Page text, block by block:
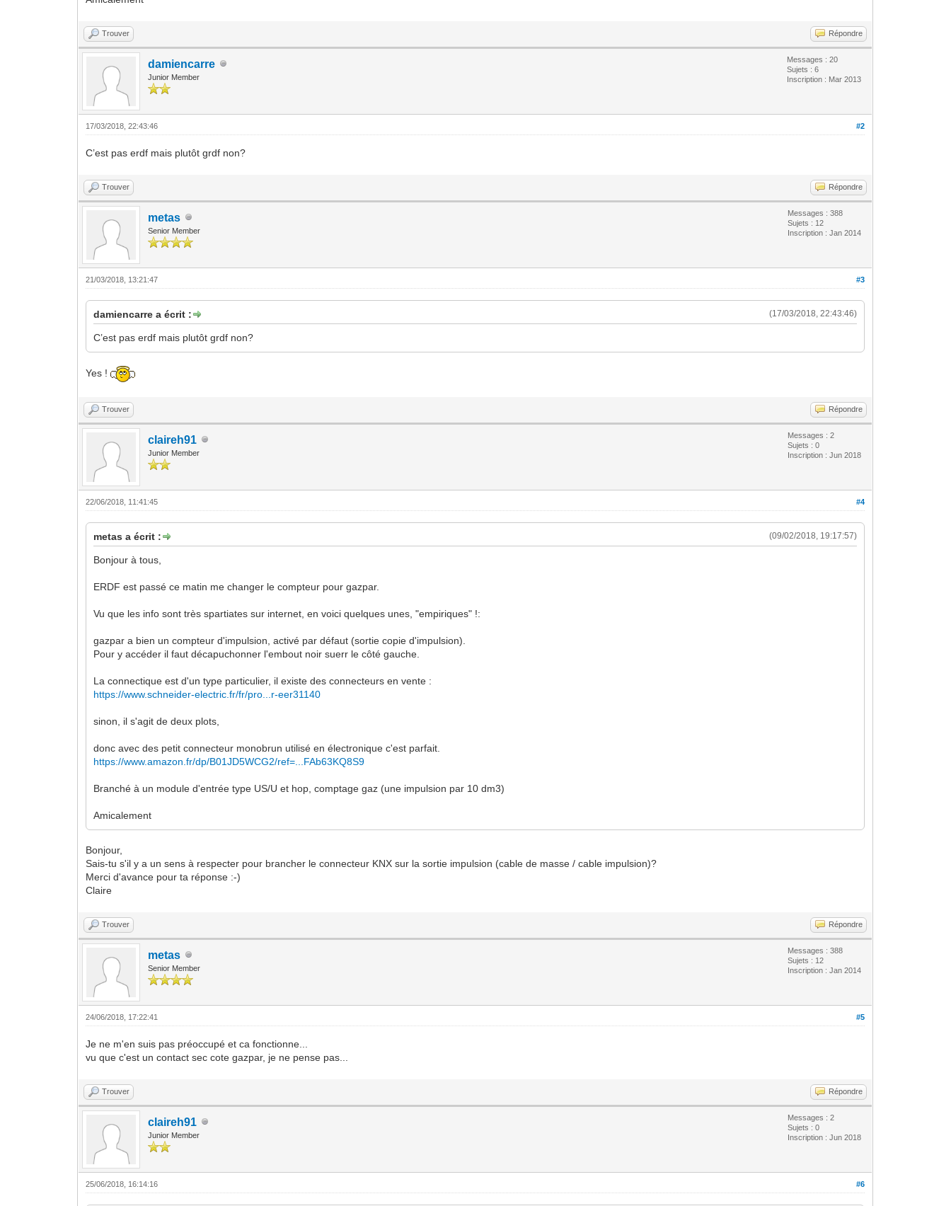
Trouver Répondre
damiencarre
Junior Member
Messages : 20
Sujets : 6
Inscription : Mar 2013
#2
17/03/2018, 22:43:46
C’est pas erdf mais plutôt grdf non?
Trouver Répondre
metas
Senior Member
Messages : 388
Sujets : 12
Inscription : Jan 2014
#3
21/03/2018, 13:21:47
(17/03/2018, 22:43:46)
damiencarre a écrit :
C’est pas erdf mais plutôt grdf non?
Yes !
Trouver Répondre
claireh91
Junior Member
Messages : 2
Sujets : 0
Inscription : Jun 2018
#4
22/06/2018, 11:41:45
(09/02/2018, 19:17:57)
metas a écrit :
Bonjour à tous,
ERDF est passé ce matin me changer le compteur pour gazpar.
Vu que les info sont très spartiates sur internet, en voici quelques unes, "empiriques" !:
gazpar a bien un compteur d'impulsion, activé par défaut (sortie copie d'impulsion).
Pour y accéder il faut décapuchonner l'embout noir suerr le côté gauche.
La connectique est d'un type particulier, il existe des connecteurs en vente :
https://www.schneider-electric.fr/fr/pro...r-eer31140
sinon, il s'agit de deux plots,
donc avec des petit connecteur monobrun utilisé en électronique c'est parfait.
https://www.amazon.fr/dp/B01JD5WCG2/ref=...FAb63KQ8S9
Branché à un module d'entrée type US/U et hop, comptage gaz (une impulsion par 10 dm3)
Amicalement
Bonjour,
Sais-tu s'il y a un sens à respecter pour brancher le connecteur KNX sur la sortie impulsion (cable de masse / cable impulsion)?
Merci d'avance pour ta réponse :-)
Claire
Trouver Répondre
metas
Senior Member
Messages : 388
Sujets : 12
Inscription : Jan 2014
#5
24/06/2018, 17:22:41
Je ne m'en suis pas préoccupé et ca fonctionne...
vu que c'est un contact sec cote gazpar, je ne pense pas...
Trouver Répondre
claireh91
Junior Member
Messages : 2
Sujets : 0
Inscription : Jun 2018
#6
25/06/2018, 16:14:16